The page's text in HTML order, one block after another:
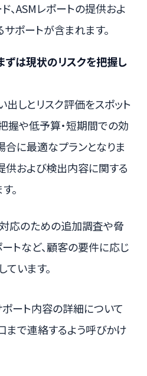
ド、ASMレポートの提供およ
ポートが含まれます。
ずは現状のリスクを把握し
しとリスク評価をスポット
握や低予算・短期間での効
に最適なプランとなりま
供および検出内容に関する
。
対応のための追加調査や脅
トなど、顧客の要件に応じ
います。
ート内容の詳細について
まで連絡するよう呼びかけ